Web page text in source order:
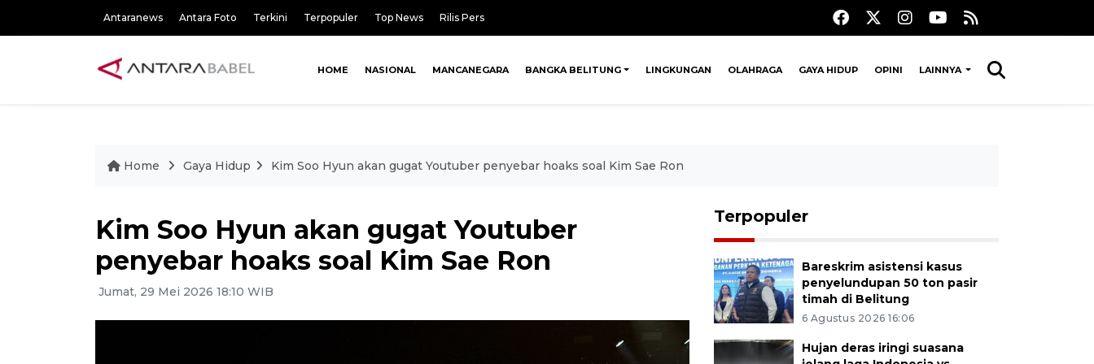
Antaranews Antara Foto Terkini Terpopuler Top News Rilis Pers
HOME NASIONAL MANCANEGARA BANGKA BELITUNG LINGKUNGAN OLAHRAGA GAYA HIDUP OPINI LAINNYA
Home Gaya Hidup Kim Soo Hyun akan gugat Youtuber penyebar hoaks soal Kim Sae Ron
Kim Soo Hyun akan gugat Youtuber
penyebar hoaks soal Kim Sae Ron
Jumat, 29 Mei 2026 18:10 WIB
Terpopuler
Bareskrim asistensi kasus
penyelundupan 50 ton pasir
timah di Belitung
6 Agustus 2026 16:06
Hujan deras iringi suasana